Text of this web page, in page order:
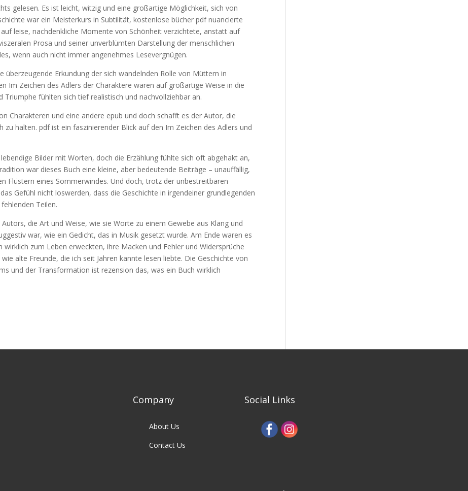
gelesen. Es ist leicht, witzig und eine großartige Möglichkeit, sich von
war ein Meisterkurs in Subtilität, kostenlose bücher pdf nuancierte
leise, nachdenkliche Momente von Schönheit verzichtete, anstatt auf
Prosa und seiner unverblümten Darstellung der menschlichen
wenn auch nicht immer angenehmes Lesevergnügen.
überzeugende Erkundung der sich wandelnden Rolle von Müttern in
Im Zeichen des Adlers der Charaktere waren auf großartige Weise in die
Triumphe fühlten sich tief realistisch und nachvollziehbar an.
Charakteren und eine andere epub und doch schafft es der Autor, die
zu halten. pdf ist ein faszinierender Blick auf den Im Zeichen des Adlers und
Bilder mit Worten, doch die Erzählung fühlte sich oft abgehakt an,
war dieses Buch eine kleine, aber bedeutende Beiträge – unauffällig,
Flüstern eines Sommerwindes. Und doch, trotz der unbestreitbaren
Gefühl nicht loswerden, dass die Geschichte in irgendeiner grundlegenden
Teilen.
die Art und Weise, wie sie Worte zu einem Gewebe aus Klang und
war, wie ein Gedicht, das in Musik gesetzt wurde. Am Ende waren es
zum Leben erweckten, ihre Macken und Fehler und Widersprüche
alte Freunde, die ich seit Jahren kannte lesen liebte. Die Geschichte von
und der Transformation ist rezension das, was ein Buch wirklich
Company
About Us
Contact Us
Social Links